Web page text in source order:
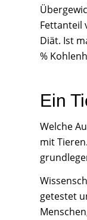
Fettanteil
Diät. Ist
%
Ein
Welche
mit
getestet